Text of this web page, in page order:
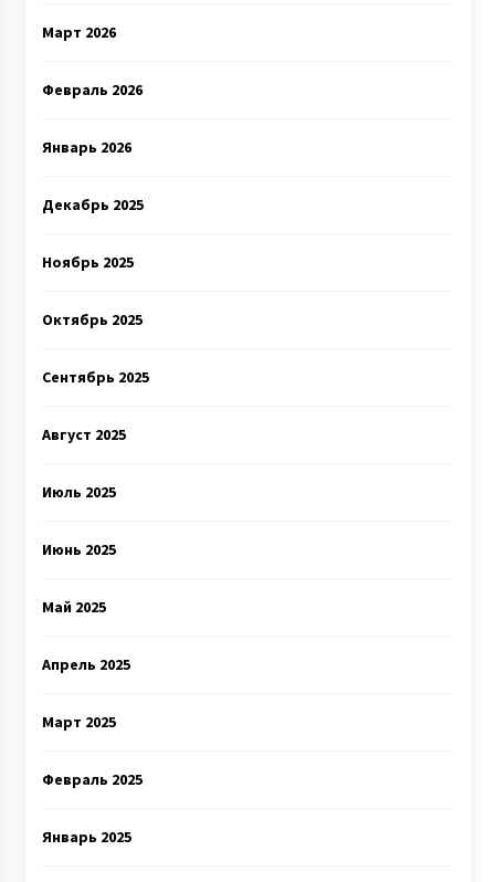
Март 2026
Февраль 2026
Январь 2026
Декабрь 2025
Ноябрь 2025
Октябрь 2025
Сентябрь 2025
Август 2025
Июль 2025
Июнь 2025
Май 2025
Апрель 2025
Март 2025
Февраль 2025
Январь 2025